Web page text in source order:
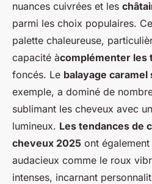
nuances cuivrées et les
parmi les choix populaires.
palette chaleureuse,
capacité àcomplémenter les
foncés. Le balayage caramel
exemple, a dominé de
sublimant les cheveux avec
lumineux. Les tendances de
cheveux 2025 ont
audacieux comme le roux
intenses, incarnant